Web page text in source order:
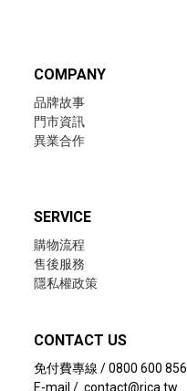
COMPANY
品牌故事
門市資訊
異業合作
SERVICE
購物流程
售後服務
隱私權政策
CONTACT US
免付費專線 / 0800 600 856
E-mail / contact@rica.tw